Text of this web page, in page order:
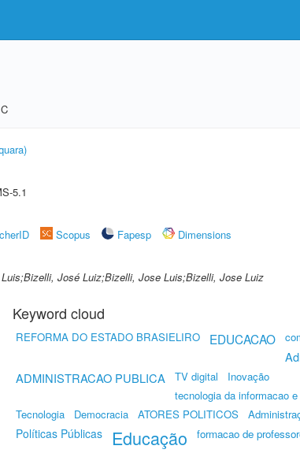
5.1
Scopus Fapesp
Dimensions
José Luiz;Bizelli, Jose Luis;Bizelli, Jose Luiz
Keyword cloud
REFORMA DO ESTADO BRASIELIRO EDUCACAO
ADMINISTRACAO PUBLICA
TV digital
Inovação
tecnologia da informacao
Tecnologia
Democracia ATORES POLITICOS
Políticas Públicas Educação formacao de